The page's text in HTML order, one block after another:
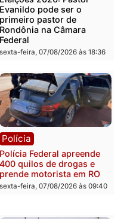
ler...
Política
Eleições 2026: Pastor
Evanildo pode ser o
primeiro pastor de
Rondônia na Câmara
Federal
sexta-feira, 07/08/2026 às